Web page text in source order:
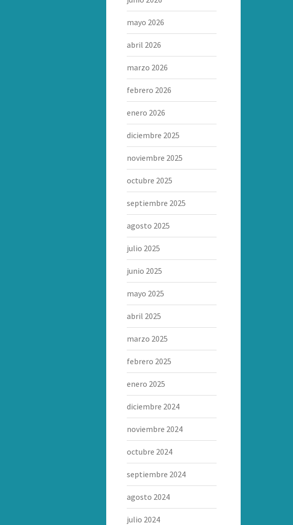
mayo 2026
abril 2026
marzo 2026
febrero 2026
enero 2026
diciembre 2025
noviembre 2025
octubre 2025
septiembre 2025
agosto 2025
julio 2025
junio 2025
mayo 2025
abril 2025
marzo 2025
febrero 2025
enero 2025
diciembre 2024
noviembre 2024
octubre 2024
septiembre 2024
agosto 2024
julio 2024